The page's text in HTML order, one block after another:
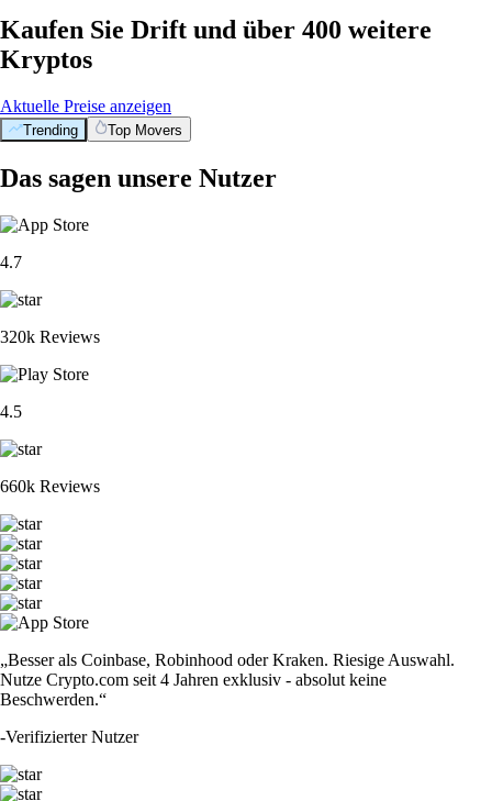
Kaufen Sie Drift und über 400 weitere
Kryptos
Aktuelle Preise anzeigen
Trending Top Movers
Das sagen unsere Nutzer
4.7
320k Reviews
4.5
660k Reviews
„Besser als Coinbase, Robinhood oder Kraken. Riesige Auswahl.
Nutze Crypto.com seit 4 Jahren exklusiv - absolut keine
Beschwerden.“
-Verifizierter Nutzer